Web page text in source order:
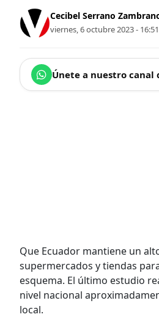
Cecibel Serrano
viernes, 6 octubre 2023 - 16:51
Únete a nuestro canal
Que Ecuador mantiene un
supermercados y tiendas
esquema. El último estudio
nivel nacional
local.